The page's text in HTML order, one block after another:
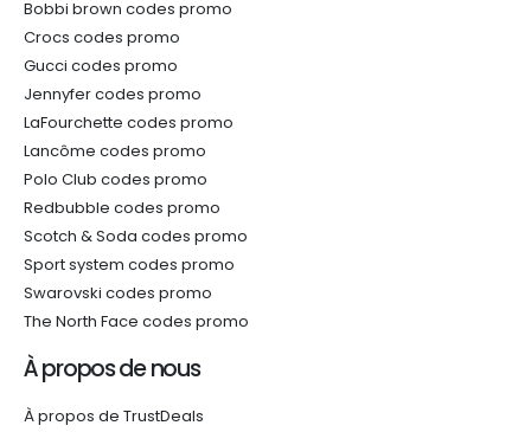
Bobbi brown codes promo
Crocs codes promo
Gucci codes promo
Jennyfer codes promo
LaFourchette codes promo
Lancôme codes promo
Polo Club codes promo
Redbubble codes promo
Scotch & Soda codes promo
Sport system codes promo
Swarovski codes promo
The North Face codes promo
À propos de nous
À propos de TrustDeals